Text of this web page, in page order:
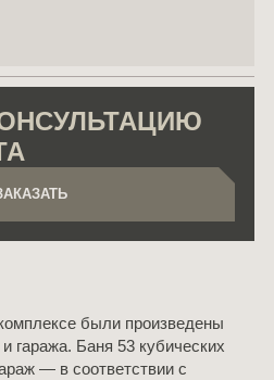
были произведены
гаража. Баня 53 кубических
— в соответствии с